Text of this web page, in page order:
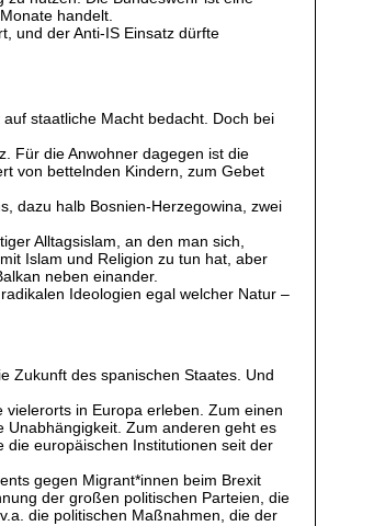
handelt.
und der Anti-IS Einsatz dürfte
staatliche Macht bedacht. Doch bei
Für die Anwohner dagegen ist die
von bettelnden Kindern, zum Gebet
dazu halb Bosnien-Herzegowina, zwei
Alltagsislam, an den man sich,
Islam und Religion zu tun hat, aber
neben einander.
Ideologien egal welcher Natur –
Zukunft des spanischen Staates. Und
in Europa erleben. Zum einen
Unabhängigkeit. Zum anderen geht es
die europäischen Institutionen seit der
gegen Migrant*innen beim Brexit
der großen politischen Parteien, die
die politischen Maßnahmen, die der